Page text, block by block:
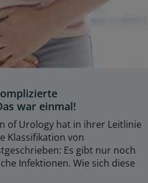
war einmal!
of Urology hat in ihrer Leitlinie
Klassifikation von
Es gibt nur noch
Infektionen. Wie sich diese